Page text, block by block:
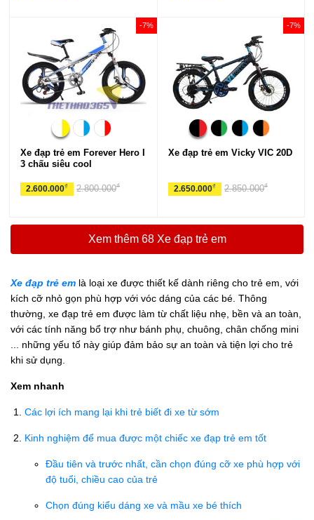
Xe đạp trẻ em Forever Hero I
3 chấu siêu cool
2.600.000₫
-7%
2.800.000₫
Xe đạp trẻ em Vicky VIC 20D
2.650.000₫
-7%
2.850.000₫
Xem thêm 68 Xe đạp trẻ em
Xe đạp trẻ em là loại xe được thiết kế dành riêng cho trẻ em, với
kích cỡ nhỏ gọn phù hợp với vóc dáng của các bé. Thông
thường, xe đạp trẻ em được làm từ chất liệu nhẹ, bền và an toàn,
với các tính năng bổ trợ như bánh phụ, chuông, chân chống mini
... những yếu tố này giúp đảm bảo sự an toàn và tiện lợi cho trẻ
khi sử dụng.
Xem nhanh
Các lợi ích mang lại khi trẻ biết đi xe từ sớm
Kinh nghiệm để mua được một chiếc xe đạp trẻ em tốt
Đầu tiên và trước nhất, cần chọn đúng cỡ xe phù hợp với
độ tuổi, chiều cao của trẻ
Chọn đúng kiểu dáng xe và mầu xe bé thích